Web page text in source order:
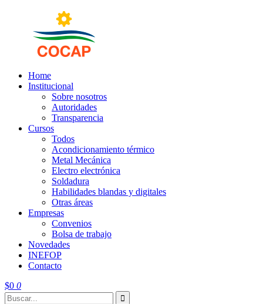
Home
Institucional
Sobre nosotros
Autoridades
Transparencia
Cursos
Todos
Acondicionamiento térmico
Metal Mecánica
Electro electrónica
Soldadura
Habilidades blandas y digitales
Otras áreas
Empresas
Convenios
Bolsa de trabajo
Novedades
INEFOP
Contacto
$0 0